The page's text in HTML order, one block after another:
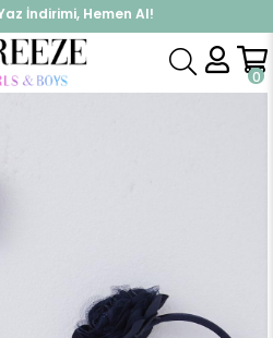
İndirimi, Hemen Al!
Kap, Hemen Üye Ol!
0
Kız Çocuk Külotlu Çorap Çiçek Aksesuarlı Taçlı Set Lacivert (7-8 Yaş)